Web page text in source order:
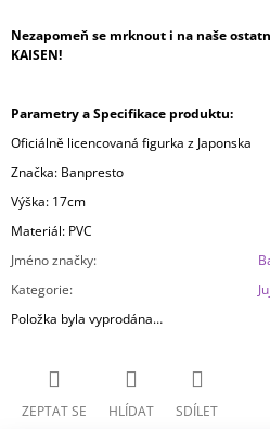
Nezapomeň se mrknout i na naše
KAISEN!
Parametry a Specifikace produktu:
Oficiálně licencovaná figurka z Japonska
Značka: Banpresto
Výška: 17cm
Materiál: PVC
Jméno značky:
Kategorie:
Položka byla vyprodána…
ZEPTAT SE HLÍDAT SDÍLET